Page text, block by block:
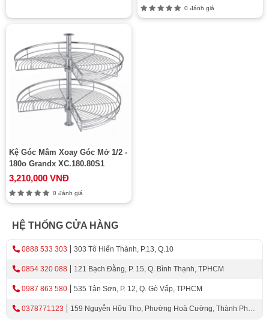
0 đánh giá
Kệ Góc Mâm Xoay Góc Mở 1/2 -
180o Grandx XC.180.80S1
3,210,000 VNĐ
0 đánh giá
HỆ THỐNG CỬA HÀNG
0888 533 303 303 Tô Hiến Thành, P.13, Q.10
0854 320 088 121 Bạch Đằng, P. 15, Q. Bình Thạnh, TPHCM
0987 863 580 535 Tân Sơn, P. 12, Q. Gò Vấp, TPHCM
0378771123
159 Nguyễn Hữu Thọ, Phường Hoà Cường, Thành Phố